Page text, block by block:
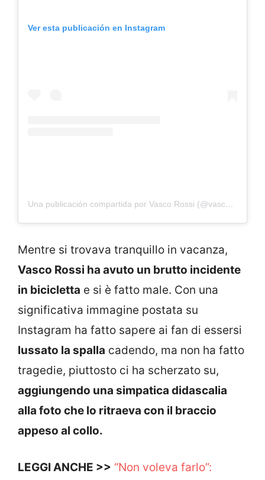
Ver esta publicación en Instagram
Una publicación compartida por Vasco Rossi (@vascorossi)
Mentre si trovava tranquillo in vacanza,
Vasco Rossi ha avuto un brutto incidente
in bicicletta e si è fatto male. Con una
significativa immagine postata su
Instagram ha fatto sapere ai fan di essersi
lussato la spalla cadendo, ma non ha fatto
tragedie, piuttosto ci ha scherzato su,
aggiungendo una simpatica didascalia
alla foto che lo ritraeva con il braccio
appeso al collo.
LEGGI ANCHE >> “Non voleva farlo”: